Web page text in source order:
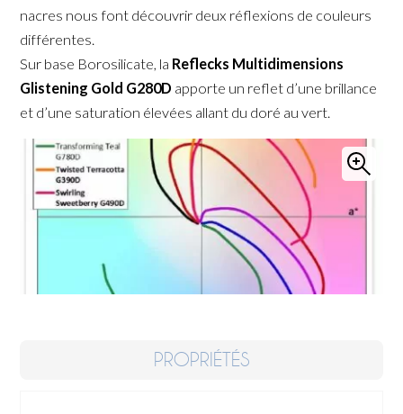
nacres nous font découvrir deux réflexions de couleurs
différentes.
Sur base Borosilicate, la Reflecks Multidimensions
Glistening Gold G280D apporte un reflet d’une brillance
et d’une saturation élevées allant du doré au vert.
PROPRIÉTÉS